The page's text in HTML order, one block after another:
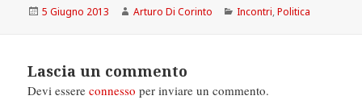
Scritto
5 Giugno 2013 Autore
Arturo Di Corinto Categorie
Incontri,Politica
Lascia un commento
Devi essereconnesso per inviare un commento.